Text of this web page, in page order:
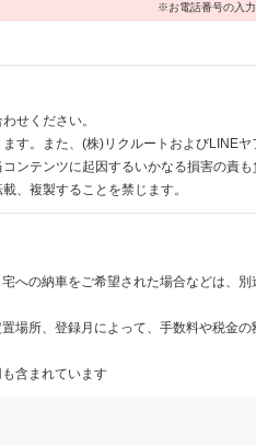
※お電話番号の入力
せください。
す。また、(株)リクルートおよびLINEヤ
ンテンツに起因するいかなる損害の責も
、複製することを禁じます。
への納車をご希望された場合などは、別
場所、登録月によって、手数料や税金の
含まれています